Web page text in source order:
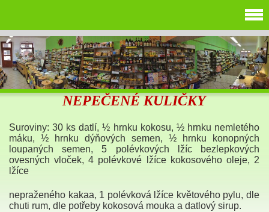
NEPEČENÉ KULIČKY
Suroviny: 30 ks datlí, ½ hrnku kokosu, ½ hrnku nemletého
máku, ½ hrnku dýňových semen, ½ hrnku konopných
loupaných semen, 5 polévkových lžíc bezlepkových
ovesných vloček, 4 polévkové lžíce kokosového oleje, 2
lžíce
nepraženého kakaa, 1 polévková lžíce květového pylu, dle
chuti rum, dle potřeby kokosová mouka a datlový sirup.